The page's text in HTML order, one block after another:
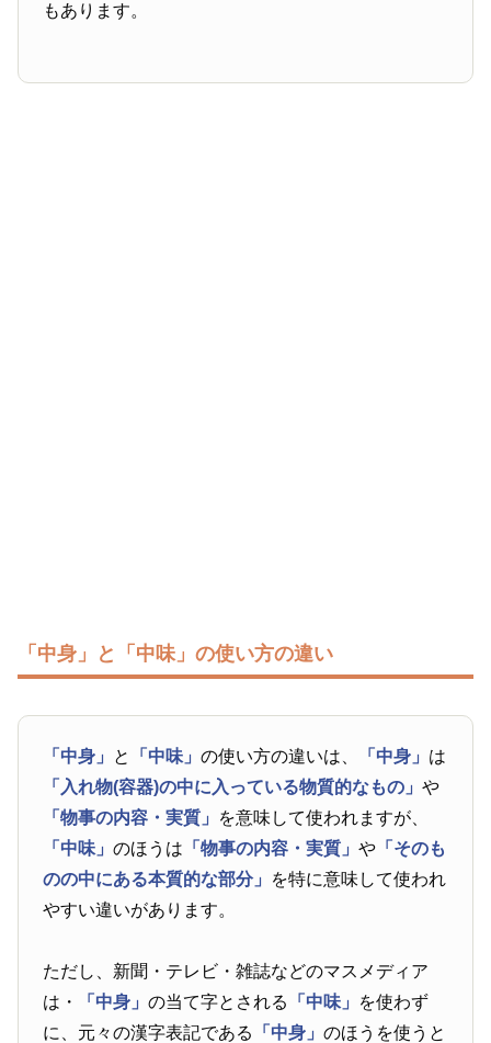
もあります。
「中身」と「中味」の使い方の違い
「中身」 と 「中味」の使い方の違いは、 「中身」 は
「入れ物(容器)の中に入っている物質的なもの」や
「物事の内容・実質」 を意味して使われますが、
「中味」のほうは 「物事の内容・実質」や 「そのも
のの中にある本質的な部分」 を特に意味して使われ
やすい違いがあります。
ただし、新聞・テレビ・雑誌などのマスメディア
は・
「中身」の当て字とされる 「中味」 を使わず
に、元々の漢字表記である
「中身」のほうを使うと